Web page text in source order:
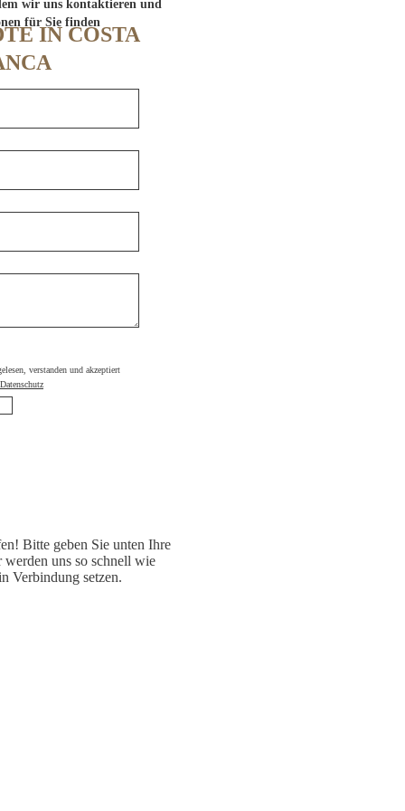
IN COSTA
wir uns kontaktieren und
für Sie finden
verstanden und akzeptiert
Datenschutz
Bitte geben Sie unten Ihre
uns so schnell wie
Verbindung setzen.